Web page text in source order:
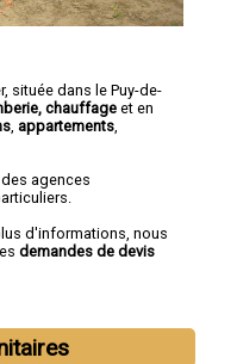
située dans le Puy-de-
chauffageet en
appartements
agences
d'informations, nous
demandes de devis